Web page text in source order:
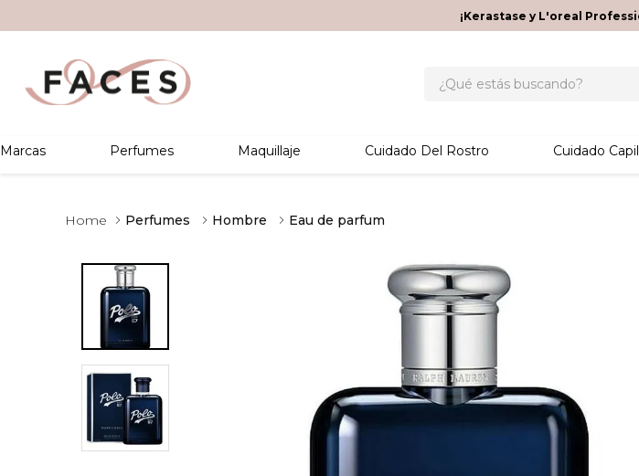
¡Kerastase y L'oreal
Marcas Perfumes Maquillaje Cuidado Del Rostro Cuidado
Perfumes Hombre Eau de parfum